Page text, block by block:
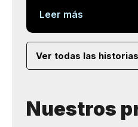
Leer más
Ver todas las
Nuestros